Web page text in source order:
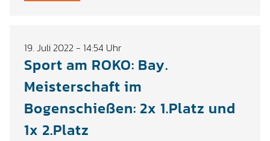
19. Juli 2022 - 14:54 Uhr
Sport am ROKO: Bay.
Meisterschaft im
Bogenschießen: 2x 1.Platz und
1x 2.Platz